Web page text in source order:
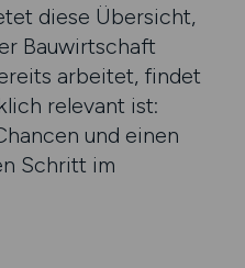
diese Übersicht,
Bauwirtschaft
arbeitet, findet
relevant ist:
und einen
Schritt im